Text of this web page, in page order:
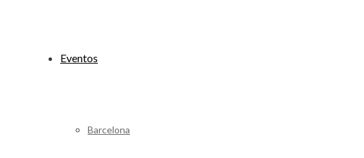
Eventos
Barcelona